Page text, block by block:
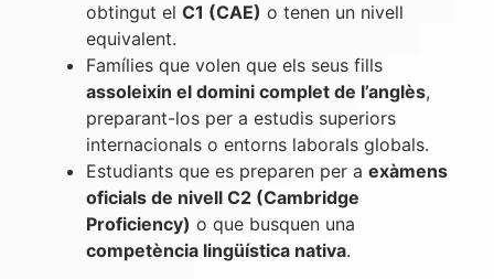
obtingut el C1 (CAE) o tenen un nivell
equivalent.
Famílies que volen que els seus fills
assoleixin el domini complet de l’anglès,
preparant-los per a estudis superiors
internacionals o entorns laborals globals.
Estudiants que es preparen per a exàmens
oficials de nivell C2 (Cambridge
Proficiency) o que busquen una
competència lingüística nativa.